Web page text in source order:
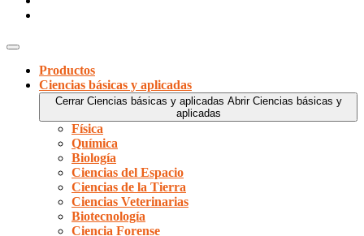
Productos
Ciencias básicas y aplicadas
Cerrar Ciencias básicas y aplicadas Abrir Ciencias básicas y
aplicadas
Física
Química
Biología
Ciencias del Espacio
Ciencias de la Tierra
Ciencias Veterinarias
Biotecnología
Ciencia Forense